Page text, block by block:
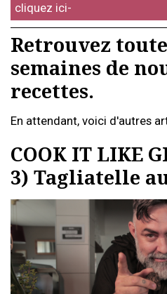
cliquez ici-
Retrouvez
semaines de
recettes.
En attendant, voici d'autres
COOK IT LIKE
3) Tagliatelle